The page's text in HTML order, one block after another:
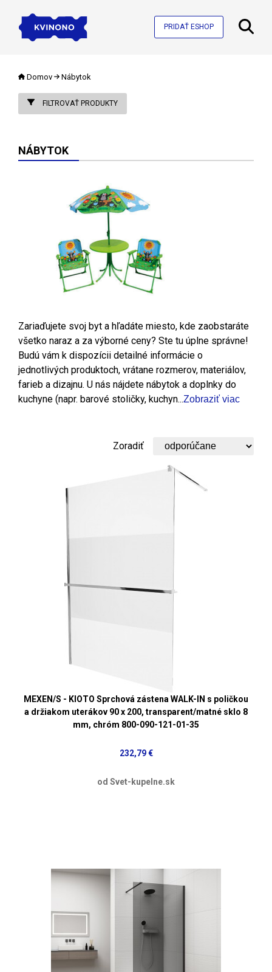
PRIDAŤ ESHOP
Domov Nábytok
FILTROVAŤ PRODUKTY
NÁBYTOK
Zariaďujete svoj byt a hľadáte miesto, kde zaobstaráte
všetko naraz a za výborné ceny? Ste tu úplne správne!
Budú vám k dispozícii detailné informácie o
jednotlivých produktoch, vrátane rozmerov, materiálov,
farieb a dizajnu. U nás nájdete nábytok a doplnky do
kuchyne (napr. barové stoličky, kuchyn...Zobraziť viac
Zoradiť
MEXEN/S - KIOTO Sprchová zástena WALK-IN s poličkou
a držiakom uterákov 90 x 200, transparent/matné sklo 8
mm, chróm 800-090-121-01-35
232,79 €
od Svet-kupelne.sk